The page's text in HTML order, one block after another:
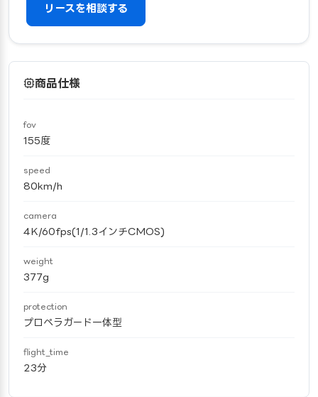
リースを相談する
商品仕様
fov
155度
speed
80km/h
camera
4K/60fps(1/1.3インチCMOS)
weight
377g
protection
プロペラガード一体型
flight_time
23分